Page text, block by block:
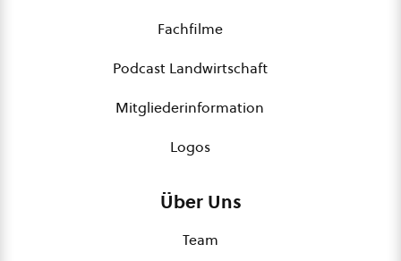
Fachfilme
Podcast Landwirtschaft
Mitgliederinformation
Logos
Über Uns
Team